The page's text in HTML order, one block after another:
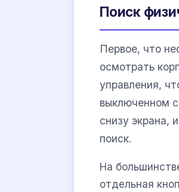
Поиск
Первое, что
осмотрать
управления,
выключенном
снизу экрана,
поиск.
На
отдельная